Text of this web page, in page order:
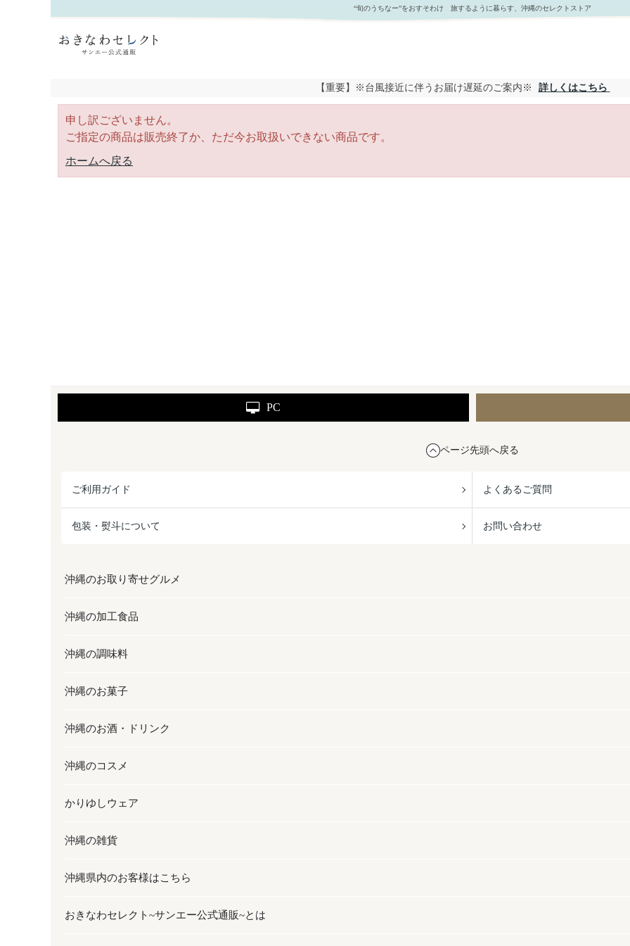
“旬のうちなー”をおすそわけ 旅するように暮らす、沖縄のセレクトストア
【重要】※台風接近に伴うお届け遅延のご案内※ 詳しくはこちら
申し訳ございません。
ご指定の商品は販売終了か、ただ今お取扱いできない商品です。
ホームへ戻る
PC
ページ先頭へ戻る
ご利用ガイド よくあるご質問
包装・熨斗について お問い合わせ
沖縄のお取り寄せグルメ
お取り寄せグルメ
フルーツ・野菜
お肉
海産物
沖縄の加工食品
加工食品
缶詰／パウチ
沖縄料理
沖縄そば／乾麺
レトルト食品
乾物／粉類
沖縄の調味料
調味料
砂糖／黒砂糖
塩
お酢／ドレッシング
しょうゆ
みそ
だし／スパイス／島唐辛子
沖縄のお菓子
お菓子
黒糖
ちんすこう
伝統菓子
スナック
おつまみ
沖縄のお酒・ドリンク
お酒・ドリンク
泡盛
ビール・チューハイ
ワイン・ウィスキー・カクテル
ドリンク
沖縄のコスメ
コスメ
スキンケア
ボディケア
ヘアケア
かりゆしウェア
かりゆしウェア
メンズ
レディース
沖縄の雑貨
雑貨
沖縄ファッション
沖縄県内のお客様はこちら
おきなわセレクト~サンエー公式通販~とは